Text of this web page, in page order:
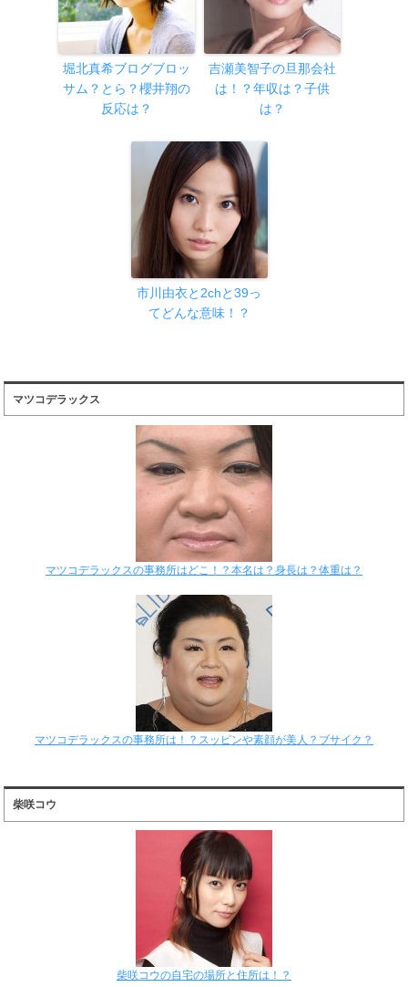
堀北真希ブログブロッ
サム？とら？櫻井翔の
反応は？
吉瀬美智子の旦那会社
は！？年収は？子供
は？
市川由衣と2chと39っ
てどんな意味！？
マツコデラックス
マツコデラックスの事務所はどこ！？本名は？身長は？体重は？
マツコデラックスの事務所は！？スッピンや素顔が美人？ブサイク？
柴咲コウ
柴咲コウの自宅の場所と住所は！？